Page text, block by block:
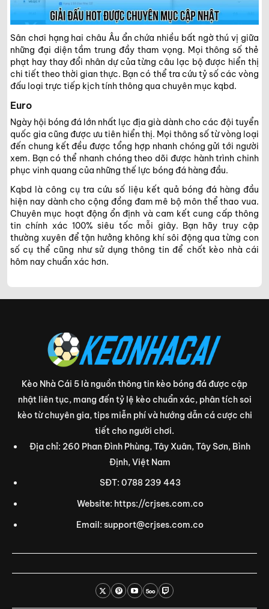
Sân chơi hạng hai châu Âu ẩn chứa nhiều bất ngờ thú vị giữa
những đại diện tầm trung đầy tham vọng. Mọi thông số thẻ
phạt hay thay đổi nhân dự của từng câu lạc bộ được hiển thị
chi tiết theo thời gian thực. Bạn có thể tra cứu tỷ số các vòng
đấu loại trực tiếp kịch tính thông qua chuyên mục kqbd.
Euro
Ngày hội bóng đá lớn nhất lục địa già dành cho các đội tuyển
quốc gia cũng được ưu tiên hiển thị. Mọi thông số từ vòng loại
đến chung kết đều được tổng hợp nhanh chóng gửi tới người
xem. Bạn có thể nhanh chóng theo dõi được hành trình chinh
phục vinh quang của những thế lực bóng đá hàng đầu.
Kqbd là công cụ tra cứu số liệu kết quả bóng đá hàng đầu
hiện nay dành cho cộng đồng đam mê bộ môn thể thao vua.
Chuyên mục hoạt động ổn định và cam kết cung cấp thông
tin chính xác 100% siêu tốc mỗi giây. Bạn hãy truy cập
thường xuyên để tận hưởng không khí sôi động qua từng con
số cụ thể cũng như sử dụng thông tin để chốt kèo nhà cái
hôm nay chuẩn xác hơn.
Kèo Nhà Cái 5 là nguồn thông tin kèo bóng đá được cập
nhật liên tục, mang đến tỷ lệ kèo chuẩn xác, phân tích soi
kèo từ chuyên gia, tips miễn phí và hướng dẫn cá cược chi
tiết cho người chơi.
Địa chỉ: 260 Phan Đình Phùng, Tây Xuân, Tây Sơn, Bình
Định, Việt Nam
SĐT: 0788 239 443
Website: https://crjses.com.co
Email:support@crjses.com.co